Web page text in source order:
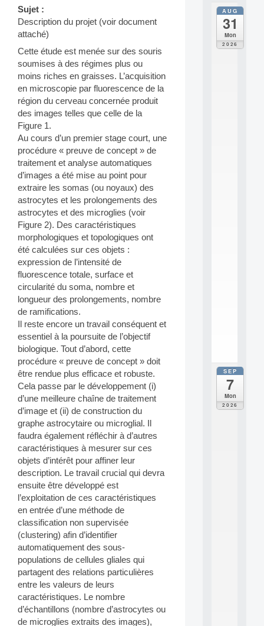
Sujet :
Description du projet (voir document
attaché)
Cette étude est menée sur des souris
soumises à des régimes plus ou
moins riches en graisses. L’acquisition
en microscopie par fluorescence de la
région du cerveau concernée produit
des images telles que celle de la
Figure 1.
Au cours d’un premier stage court, une
procédure « preuve de concept » de
traitement et analyse automatiques
d’images a été mise au point pour
extraire les somas (ou noyaux) des
astrocytes et les prolongements des
astrocytes et des microglies (voir
Figure 2). Des caractéristiques
morphologiques et topologiques ont
été calculées sur ces objets :
expression de l’intensité de
fluorescence totale, surface et
circularité du soma, nombre et
longueur des prolongements, nombre
de ramifications.
Il reste encore un travail conséquent et
essentiel à la poursuite de l’objectif
biologique. Tout d’abord, cette
procédure « preuve de concept » doit
être rendue plus efficace et robuste.
Cela passe par le développement (i)
d’une meilleure chaîne de traitement
d’image et (ii) de construction du
graphe astrocytaire ou microglial. Il
faudra également réfléchir à d’autres
caractéristiques à mesurer sur ces
objets d’intérêt pour affiner leur
description. Le travail crucial qui devra
ensuite être développé est
l’exploitation de ces caractéristiques
en entrée d’une méthode de
classification non supervisée
(clustering) afin d’identifier
automatiquement des sous-
populations de cellules gliales qui
partagent des relations particulières
entre les valeurs de leurs
caractéristiques. Le nombre
d’échantillons (nombre d’astrocytes ou
de microglies extraits des images),
AUG
31
Mon
2026
SEP
7
Mon
2026